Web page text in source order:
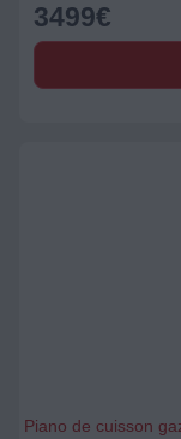
3499€
Piano de cuisson